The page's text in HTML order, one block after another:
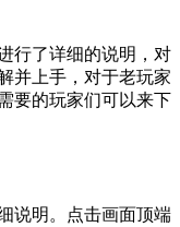
行了详细的说明，对
并上手，对于老玩家
要的玩家们可以来下
说明。点击画面顶端